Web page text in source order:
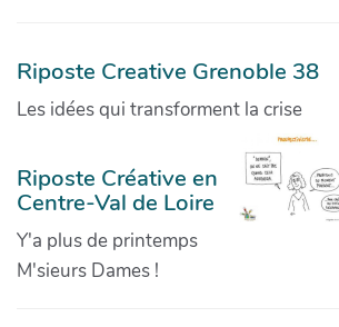
Riposte Creative Grenoble 38
Les idées qui transforment la crise
Riposte Créative en
Centre-Val de Loire
Y'a plus de printemps
M'sieurs Dames !